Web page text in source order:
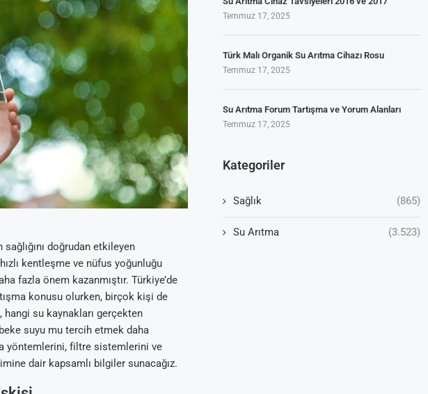
doğrudan etkileyen
kentleşme ve nüfus yoğunluğu
fazla önem kazanmıştır. Türkiye’de
konusu olurken, birçok kişi de
su kaynakları gerçekten
suyu mu tercih etmek daha
yöntemlerini, filtre sistemlerini ve
dair kapsamlı bilgiler sunacağız.
Temmuz 17, 2025
Türk Malı Organik Su Arıtma Cihazı Rosu
Temmuz 17, 2025
Su Arıtma Forum Tartışma ve Yorum Alanları
Temmuz 17, 2025
Kategoriler
Sağlık (865)
Su Arıtma (3.523)